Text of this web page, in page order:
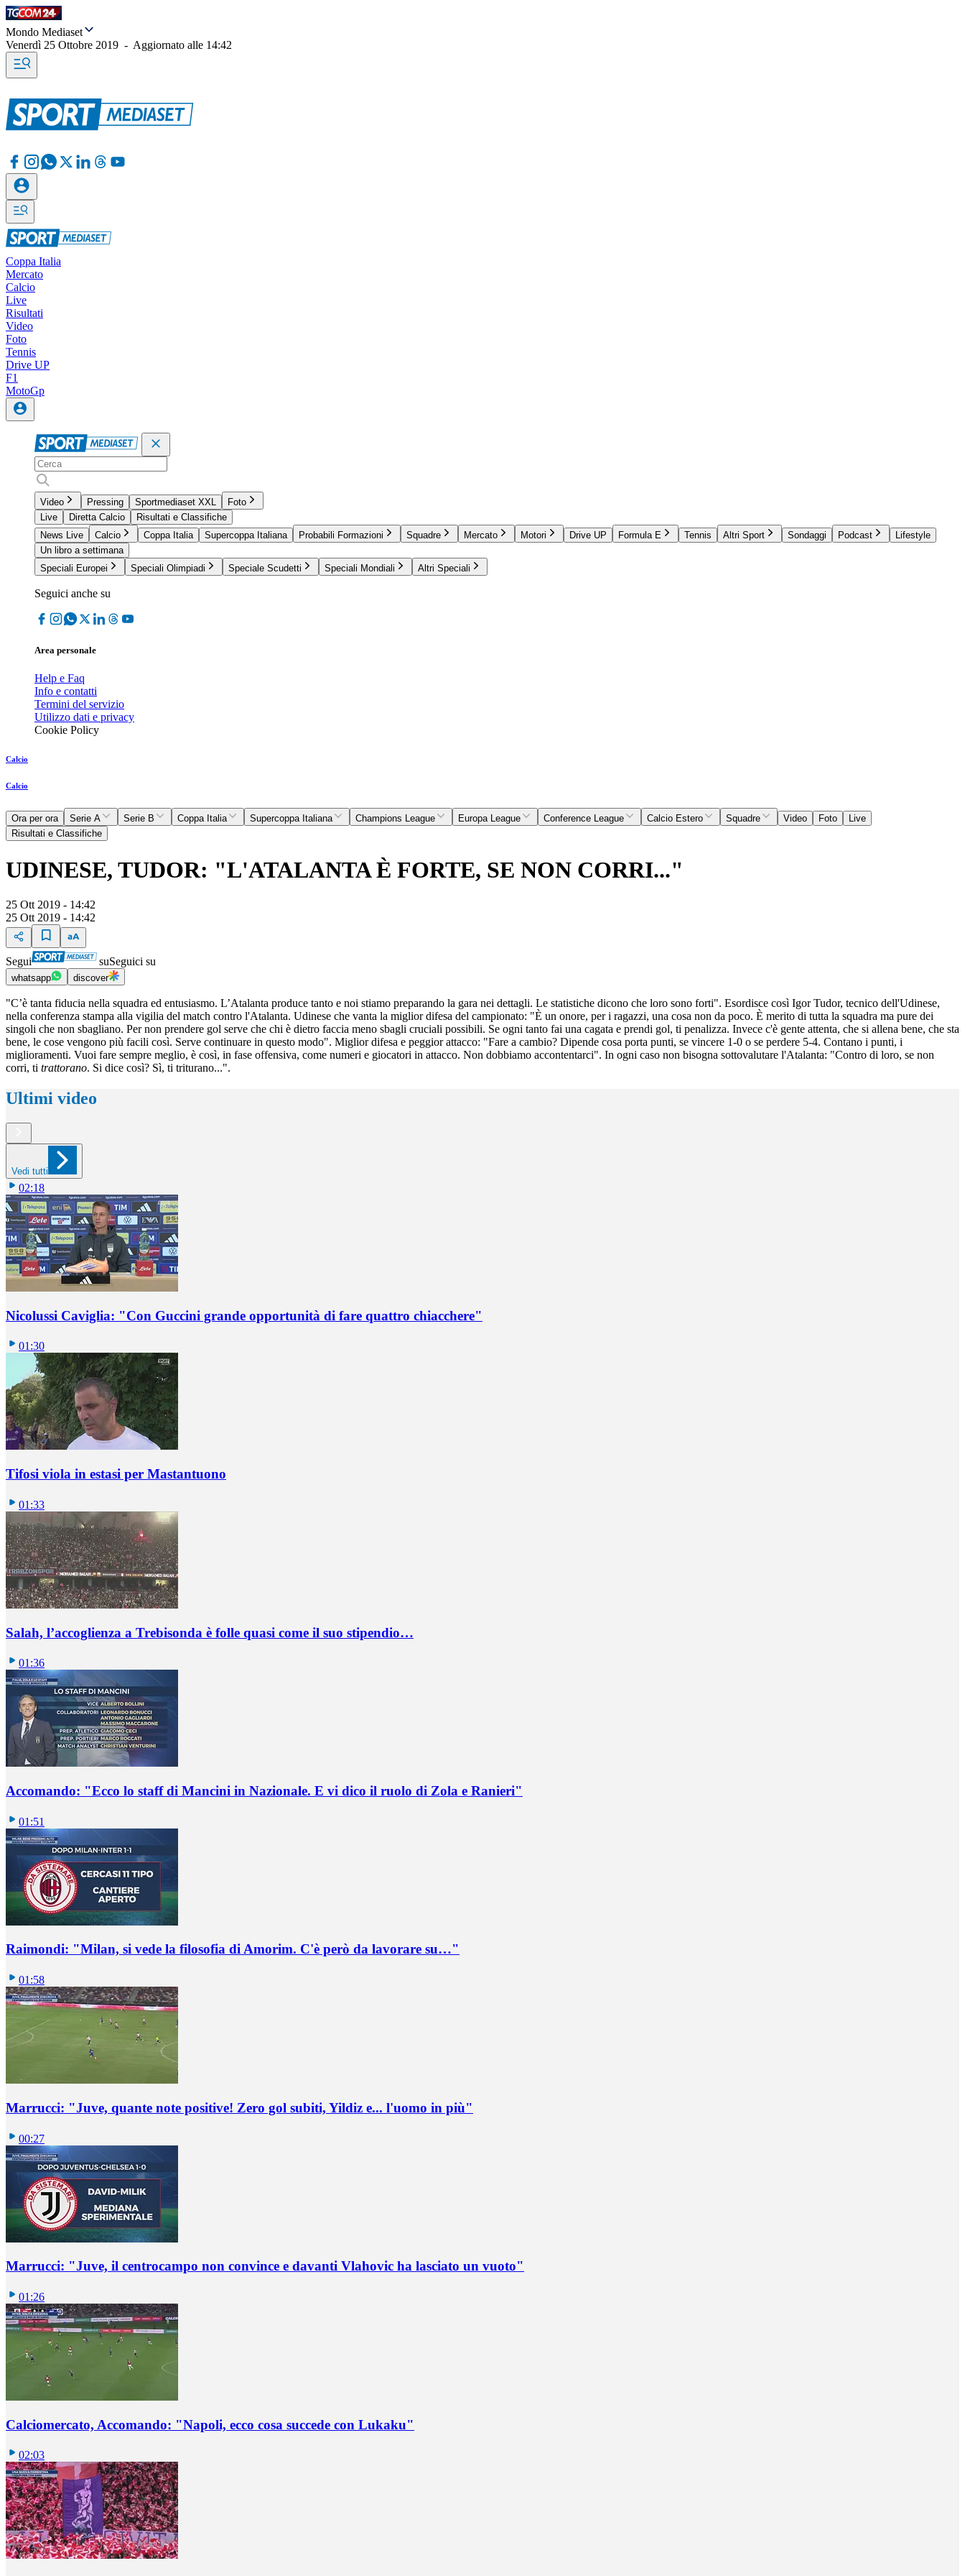
Mondo Mediaset
Venerdì 25 Ottobre 2019 - Aggiornato alle 14:42
Coppa Italia
Mercato
Calcio
Live
Risultati
Video
Foto
Tennis
Drive UP
F1
MotoGp
Video Pressing Sportmediaset XXL
Foto
Live
Diretta Calcio
Risultati e Classifiche
News Live
Calcio Coppa Italia Supercoppa Italiana Probabili Formazioni Squadre Mercato Motori Drive UP Formula E Tennis Altri Sport Sondaggi Podcast
Lifestyle
Un libro a settimana
Speciali Europei
Speciali Olimpiadi Speciale Scudetti Speciali Mondiali Altri Speciali
Seguici anche su
Area personale
Help e Faq
Info e contatti
Termini del servizio
Utilizzo dati e privacy
Cookie Policy
Calcio
Calcio
Ora per ora Serie A Serie B Coppa Italia Supercoppa Italiana Champions League Europa League Conference League Calcio Estero Squadre Video Foto
Live
Risultati e Classifiche
UDINESE, TUDOR: "L'ATALANTA È FORTE, SE NON CORRI..."
25 Ott 2019 - 14:42
25 Ott 2019 - 14:42
Segui suSeguici su
whatsapp discover
"C’è tanta fiducia nella squadra ed entusiasmo. L’Atalanta produce tanto e noi stiamo preparando la gara nei dettagli. Le statistiche dicono che loro sono forti". Esordisce così Igor Tudor, tecnico dell'Udinese,
nella conferenza stampa alla vigilia del match contro l'Atalanta. Udinese che vanta la miglior difesa del campionato: "È un onore, per i ragazzi, una cosa non da poco. È merito di tutta la squadra ma pure dei
singoli che non sbagliano. Per non prendere gol serve che chi è dietro faccia meno sbagli cruciali possibili. Se ogni tanto fai una cagata e prendi gol, ti penalizza. Invece c'è gente attenta, che si allena bene, che sta
bene, le cose vengono più facili così. Serve continuare in questo modo". Miglior difesa e peggior attacco: "Fare a cambio? Dipende cosa porta punti, se vincere 1-0 o se perdere 5-4. Contano i punti, i
miglioramenti. Vuoi fare sempre meglio, è così, in fase offensiva, come numeri e giocatori in attacco. Non dobbiamo accontentarci". In ogni caso non bisogna sottovalutare l'Atalanta: "Contro di loro, se non
corri, ti trattorano. Si dice così? Sì, ti triturano...".
Ultimi video
Vedi tutti
02:18
Nicolussi Caviglia: "Con Guccini grande opportunità di fare quattro chiacchere"
01:30
Tifosi viola in estasi per Mastantuono
01:33
Salah, l’accoglienza a Trebisonda è folle quasi come il suo stipendio…
01:36
Accomando: "Ecco lo staff di Mancini in Nazionale. E vi dico il ruolo di Zola e Ranieri"
01:51
Raimondi: "Milan, si vede la filosofia di Amorim. C'è però da lavorare su…"
01:58
Marrucci: "Juve, quante note positive! Zero gol subiti, Yildiz e... l'uomo in più"
00:27
Marrucci: "Juve, il centrocampo non convince e davanti Vlahovic ha lasciato un vuoto"
01:26
Calciomercato, Accomando: "Napoli, ecco cosa succede con Lukaku"
02:03